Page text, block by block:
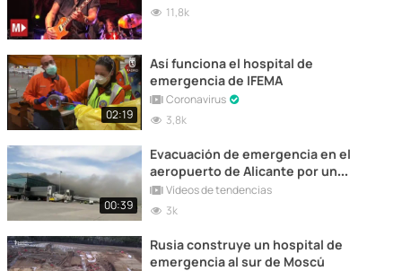
11,8k
02:19
Así funciona el hospital de
emergencia de IFEMA
Coronavirus
3,8k
00:39
Evacuación de emergencia en el
aeropuerto de Alicante por un
incendio
Vídeos de tendencias
3k
Rusia construye un hospital de
emergencia al sur de Moscú